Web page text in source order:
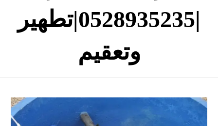
|0528935235|تطهير
وتعقيم